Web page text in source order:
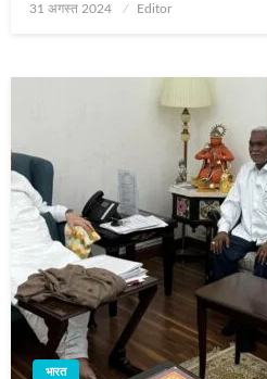
Posted
31 अगस्त 2024 Editor
भारत